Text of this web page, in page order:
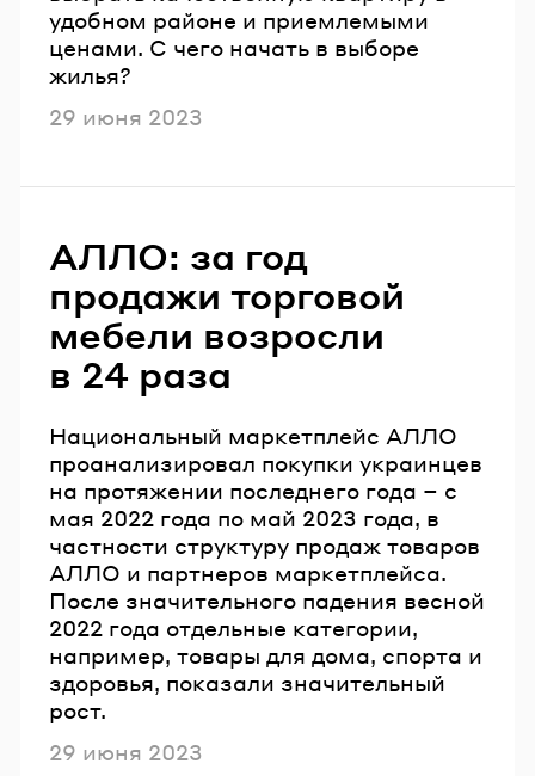
удобном районе и приемлемыми
ценами. С чего начать в выборе
жилья?
Опубликовано
29 июня 2023
АЛЛО: за год
продажи торговой
мебели возросли
в 24 раза
Национальный маркетплейс АЛЛО
проанализировал покупки украинцев
на протяжении последнего года – с
мая 2022 года по май 2023 года, в
частности структуру продаж товаров
АЛЛО и партнеров маркетплейса.
После значительного падения весной
2022 года отдельные категории,
например, товары для дома, спорта и
здоровья, показали значительный
рост.
Опубликовано
29 июня 2023